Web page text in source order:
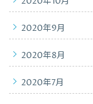
2020年9月
2020年8月
2020年7月